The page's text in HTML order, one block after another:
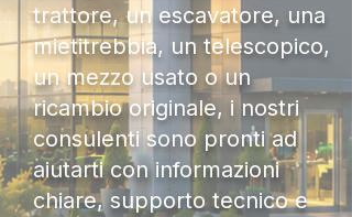
trattore, un escavatore, una
mietitrebbia, un telescopico,
un mezzo usato o un
ricambio originale, i nostri
consulenti sono pronti ad
aiutarti con informazioni
chiare, supporto tecnico e